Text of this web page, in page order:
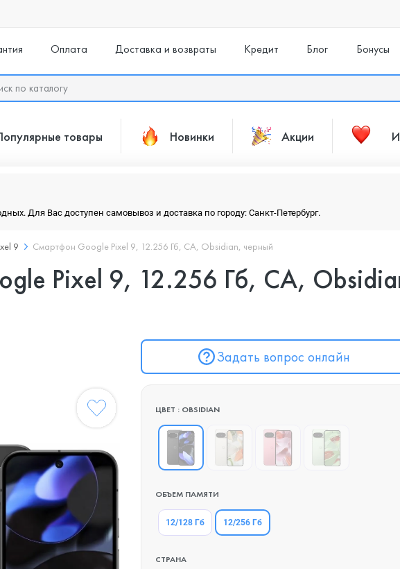
Оплата Доставка и возвраты Кредит Блог Бонусы
товары Новинки Акции
Для Вас доступен самовывоз и доставка по городу: Санкт-Петербург.
9 Смартфон Google Pixel 9, 12.256 Гб, CA, Obsidian, черный
Pixel 9, 12.256 Гб, CA,
Задать вопрос онлайн
ЦВЕТ : OBSIDIAN
ОБЪЕМ ПАМЯТИ
12/128 Гб 12/256 Гб
СТРАНА